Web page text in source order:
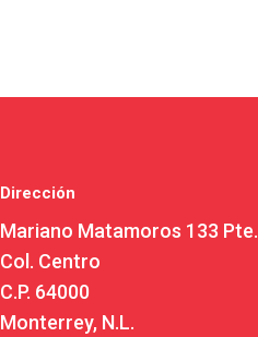
Dirección
Mariano Matamoros 133 Pte.
Col. Centro
C.P. 64000
Monterrey, N.L.